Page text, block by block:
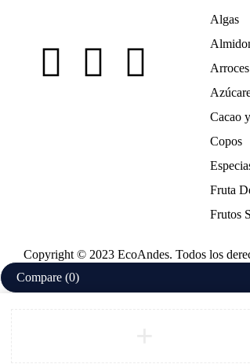
Algas
Arroces
Cacao
Copos
Fruta
Frutos
Copyright © 2023 EcoAndes. Todos los
Compare (0)